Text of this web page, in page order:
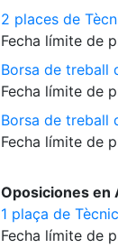
2 places de
Fecha límite de
Borsa de treball
Fecha límite de
Borsa de treball
Fecha límite de
Oposiciones en
1 plaça de
Fecha límite de